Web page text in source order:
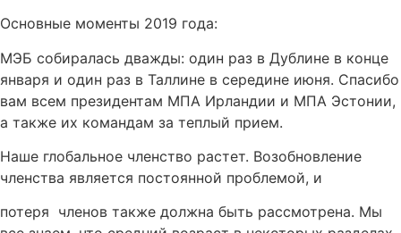
Основные моменты 2019 года:
МЭБ собиралась дважды: один раз в Дублине в конце
января и один раз в Таллине в середине июня. Спасибо
вам всем президентам МПА Ирландии и МПА Эстонии,
а также их командам за теплый прием.
Наше глобальное членство растет. Возобновление
членства является постоянной проблемой, и
потеря членов также должна быть рассмотрена. Мы